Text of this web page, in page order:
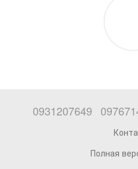
0931207649
Полная